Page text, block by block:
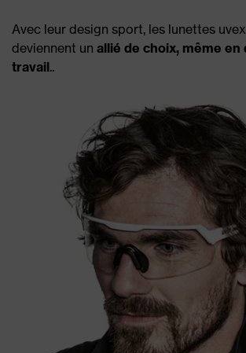
Avec leur design sport, les lunettes
deviennent un allié de choix, même en
travail..